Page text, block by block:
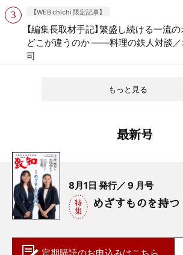
もっと見る
【WEB chichi 限定記事】
【編集長取材手記】繁盛し続ける一流
どこが違うのか ——料理の鉄人対談
司
最新号
8月1日 発行／ 9 月号
めざすものを持つ